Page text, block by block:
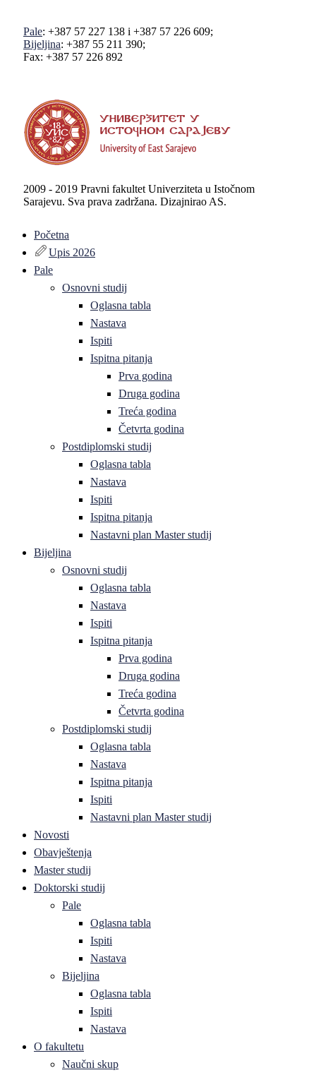
Pale: +387 57 227 138 i +387 57 226 609;
Bijeljina: +387 55 211 390;
Fax: +387 57 226 892
2009 - 2019 Pravni fakultet Univerziteta u Istočnom
Sarajevu. Sva prava zadržana. Dizajnirao AS.
Početna
Upis 2026
Pale
Osnovni studij
Oglasna tabla
Nastava
Ispiti
Ispitna pitanja
Prva godina
Druga godina
Treća godina
Četvrta godina
Postdiplomski studij
Oglasna tabla
Nastava
Ispiti
Ispitna pitanja
Nastavni plan Master studij
Bijeljina
Osnovni studij
Oglasna tabla
Nastava
Ispiti
Ispitna pitanja
Prva godina
Druga godina
Treća godina
Četvrta godina
Postdiplomski studij
Oglasna tabla
Nastava
Ispitna pitanja
Ispiti
Nastavni plan Master studij
Novosti
Obavještenja
Master studij
Doktorski studij
Pale
Oglasna tabla
Ispiti
Nastava
Bijeljina
Oglasna tabla
Ispiti
Nastava
O fakultetu
Naučni skup